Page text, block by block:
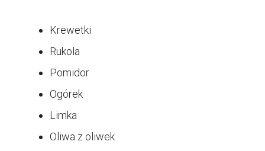
Krewetki
Rukola
Pomidor
Ogórek
Limka
Oliwa z oliwek